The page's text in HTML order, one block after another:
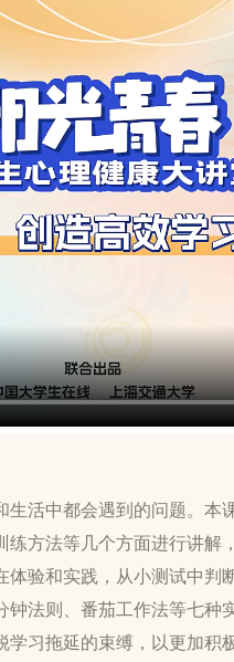
生活中都会遇到的问题。本
练方法等几个方面进行讲解
体验和实践，从小测试中判
钟法则、番茄工作法等七种
学习拖延的束缚，以更加积